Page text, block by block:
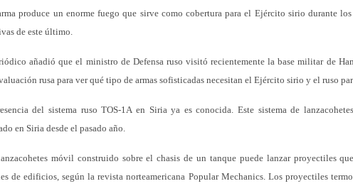
produce un enorme fuego que sirve como cobertura para el Ejército sirio durante
de este último.
añadió que el ministro de Defensa ruso visitó recientemente la base militar de
rusa para ver qué tipo de armas sofisticadas necesitan el Ejército sirio y el ruso
del sistema ruso TOS-1A en Siria ya es conocida. Este sistema de
en Siria desde el pasado año.
móvil construido sobre el chasis de un tanque puede lanzar proyectiles
de edificios, según la revista norteamericana Popular Mechanics. Los proyectiles